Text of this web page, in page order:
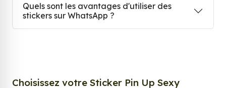
Quels sont les avantages d'utiliser des
stickers sur WhatsApp ?
Choisissez votre Sticker Pin Up Sexy